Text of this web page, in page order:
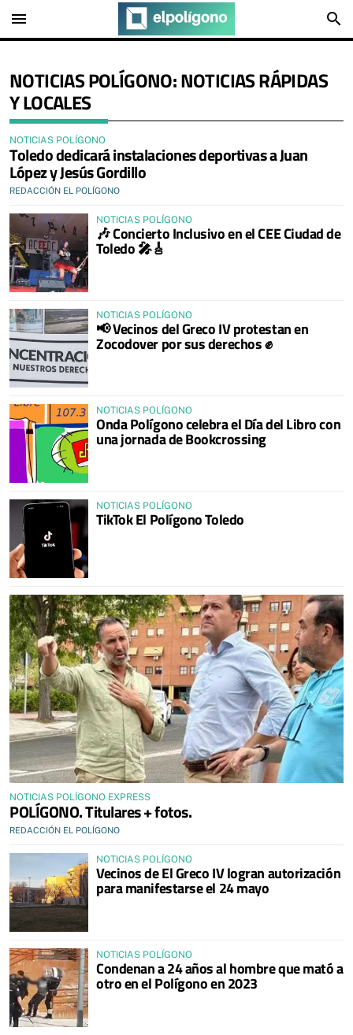
menu search
NOTICIAS POLÍGONO: NOTICIAS RÁPIDAS
Y LOCALES
NOTICIAS POLÍGONO
Toledo dedicará instalaciones deportivas a Juan
López y Jesús Gordillo
REDACCIÓN EL POLÍGONO
NOTICIAS POLÍGONO
🎶 Concierto Inclusivo en el CEE Ciudad de
Toledo 🎤🎸
NOTICIAS POLÍGONO
📢 Vecinos del Greco IV protestan en
Zocodover por sus derechos ✊
NOTICIAS POLÍGONO
Onda Polígono celebra el Día del Libro con
una jornada de Bookcrossing
NOTICIAS POLÍGONO
TikTok El Polígono Toledo
NOTICIAS POLÍGONO EXPRESS
POLÍGONO. Titulares + fotos.
REDACCIÓN EL POLÍGONO
NOTICIAS POLÍGONO
Vecinos de El Greco IV logran autorización
para manifestarse el 24 mayo
NOTICIAS POLÍGONO
Condenan a 24 años al hombre que mató a
otro en el Polígono en 2023